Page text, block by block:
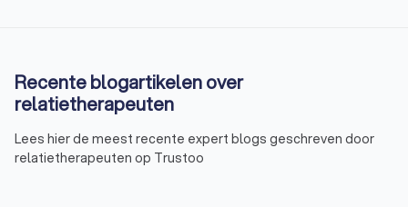
Recente blogartikelen over
relatietherapeuten
Lees hier de meest recente expert blogs geschreven door
relatietherapeuten op Trustoo